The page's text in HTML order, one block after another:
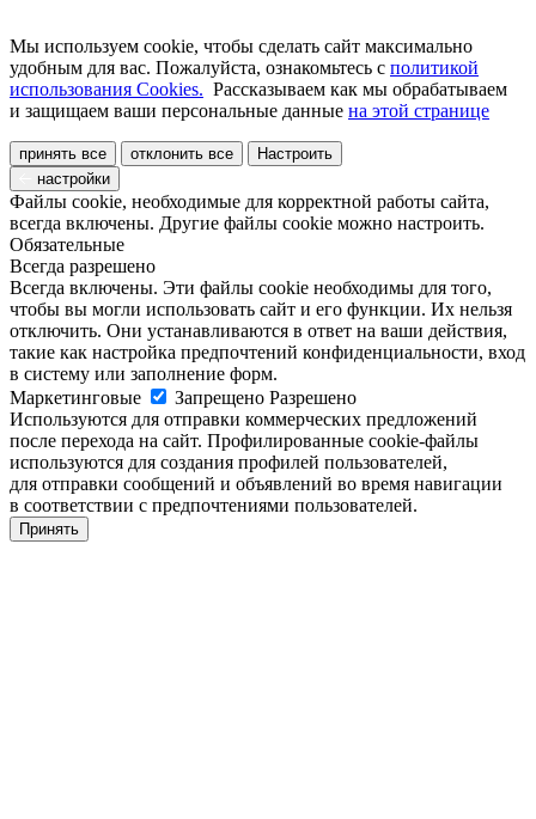
Мы используем cookie, чтобы сделать сайт максимально
удобным для вас. Пожалуйста, ознакомьтесь с политикой
использования Cookies. Рассказываем как мы обрабатываем
и защищаем ваши персональные данные на этой странице
принять все отклонить все
Настроить
настройки
Файлы cookie, необходимые для корректной работы сайта,
всегда включены. Другие файлы cookie можно настроить.
Обязательные
Всегда разрешено
Всегда включены. Эти файлы cookie необходимы для того,
чтобы вы могли использовать сайт и его функции. Их нельзя
отключить. Они устанавливаются в ответ на ваши действия,
такие как настройка предпочтений конфиденциальности, вход
в систему или заполнение форм.
Маркетинговые
Запрещено Разрешено
Используются для отправки коммерческих предложений
после перехода на сайт. Профилированные cookie-файлы
используются для создания профилей пользователей,
для отправки сообщений и объявлений во время навигации
в соответствии с предпочтениями пользователей.
Принять